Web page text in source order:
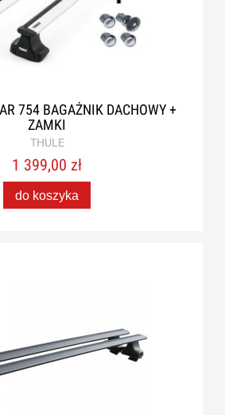
754 BAGAŻNIK DACHOWY +
ZAMKI
THULE
1 399,00 zł
do koszyka